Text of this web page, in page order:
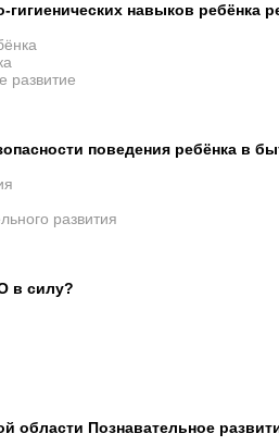
навыков ребёнка
развитие
поведения ребёнка в
развития
в силу?
области Познавательное